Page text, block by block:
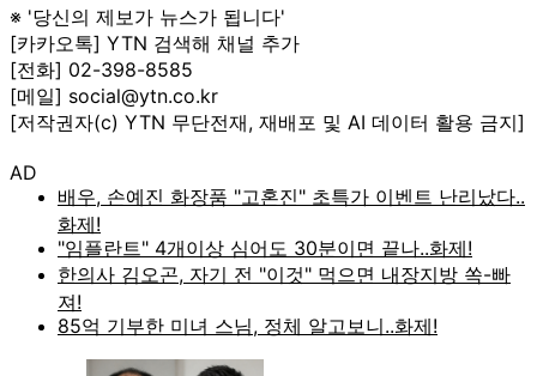
※ '당신의 제보가 뉴스가 됩니다'
[카카오톡] YTN 검색해 채널 추가
[전화] 02-398-8585
[메일] social@ytn.co.kr
[저작권자(c) YTN 무단전재, 재배포 및 AI 데이터 활용 금지]
AD